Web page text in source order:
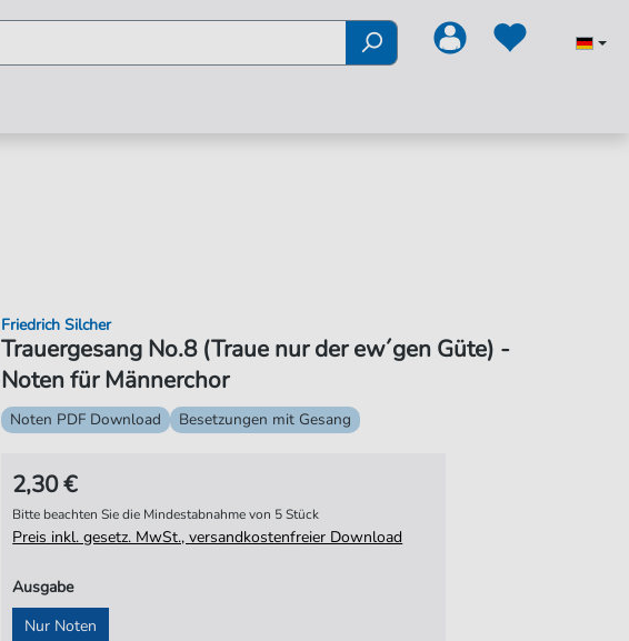
Trauergesang No.8 (Traue nur der ew´gen Güte) -
Noten für Männerchor
Friedrich Silcher
Noten PDF Download Besetzungen mit Gesang
2,30 €
Bitte beachten Sie die Mindestabnahme von 5 Stück
Preis inkl. gesetz. MwSt., versandkostenfreier Download
Ausgabe
Nur Noten